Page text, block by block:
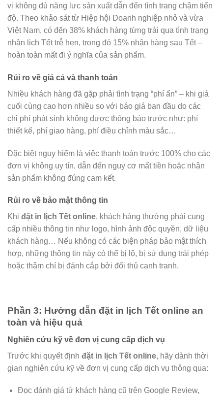
vị không đủ năng lực sản xuất dẫn đến tình trạng chậm tiến
độ. Theo khảo sát từ Hiệp hội Doanh nghiệp nhỏ và vừa
Việt Nam, có đến 38% khách hàng từng trải qua tình trạng
nhận lịch Tết trễ hẹn, trong đó 15% nhận hàng sau Tết –
hoàn toàn mất đi ý nghĩa của sản phẩm.
Rủi ro về giá cả và thanh toán
Nhiều khách hàng đã gặp phải tình trạng “phí ẩn” – khi giá
cuối cùng cao hơn nhiều so với báo giá ban đầu do các
chi phí phát sinh không được thông báo trước như: phí
thiết kế, phí giao hàng, phí điều chỉnh màu sắc…
Đặc biệt nguy hiểm là việc thanh toán trước 100% cho các
đơn vị không uy tín, dẫn đến nguy cơ mất tiền hoặc nhận
sản phẩm không đúng cam kết.
Rủi ro về bảo mật thông tin
Khi đặt in lịch Tết online, khách hàng thường phải cung
cấp nhiều thông tin như logo, hình ảnh độc quyền, dữ liệu
khách hàng… Nếu không có các biện pháp bảo mật thích
hợp, những thông tin này có thể bị lộ, bị sử dụng trái phép
hoặc thậm chí bị đánh cắp bởi đối thủ cạnh tranh.
Phần 3: Hướng dẫn đặt in lịch Tết online an
toàn và hiệu quả
Nghiên cứu kỹ về đơn vị cung cấp dịch vụ
Trước khi quyết định đặt in lịch Tết online, hãy dành thời
gian nghiên cứu kỹ về đơn vị cung cấp dịch vụ thông qua:
Đọc đánh giá từ khách hàng cũ trên Google Review,